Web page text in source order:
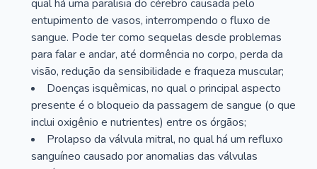
qual há uma paralisia do cérebro causada pelo
entupimento de vasos, interrompendo o fluxo de
sangue. Pode ter como sequelas desde problemas
para falar e andar, até dormência no corpo, perda da
visão, redução da sensibilidade e fraqueza muscular;
Doenças isquêmicas, no qual o principal aspecto
presente é o bloqueio da passagem de sangue (o que
inclui oxigênio e nutrientes) entre os órgãos;
Prolapso da válvula mitral, no qual há um refluxo
sanguíneo causado por anomalias das válvulas